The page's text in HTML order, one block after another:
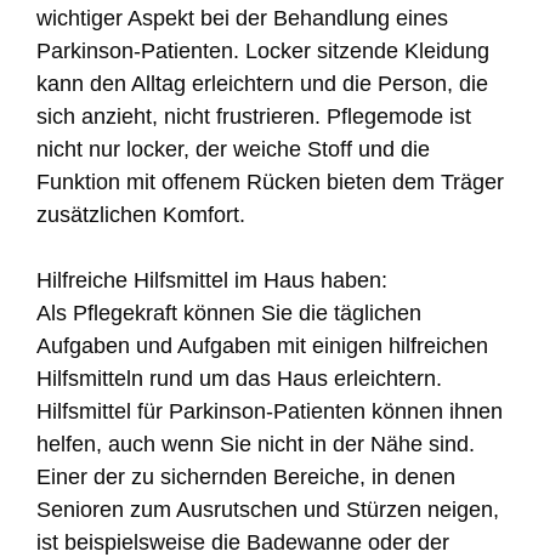
wichtiger Aspekt bei der Behandlung eines
Parkinson-Patienten. Locker sitzende Kleidung
kann den Alltag erleichtern und die Person, die
sich anzieht, nicht frustrieren. Pflegemode ist
nicht nur locker, der weiche Stoff und die
Funktion mit offenem Rücken bieten dem Träger
zusätzlichen Komfort.
Hilfreiche Hilfsmittel im Haus haben:
Als Pflegekraft können Sie die täglichen
Aufgaben und Aufgaben mit einigen hilfreichen
Hilfsmitteln rund um das Haus erleichtern.
Hilfsmittel für Parkinson-Patienten können ihnen
helfen, auch wenn Sie nicht in der Nähe sind.
Einer der zu sichernden Bereiche, in denen
Senioren zum Ausrutschen und Stürzen neigen,
ist beispielsweise die Badewanne oder der